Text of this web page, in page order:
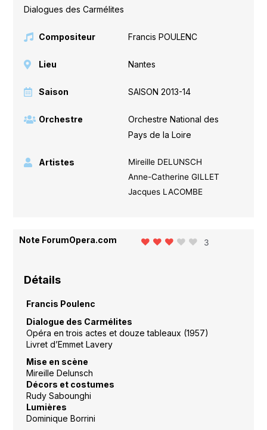
Dialogues des Carmélites
Compositeur Francis POULENC
Lieu Nantes
Saison SAISON 2013-14
Orchestre
Orchestre National des
Pays de la Loire
Artistes
Mireille DELUNSCH
Anne-Catherine GILLET
Jacques LACOMBE
Note ForumOpera.com 3
Détails
Francis Poulenc
Dialogue des Carmélites
Opéra en trois actes et douze tableaux (1957)
Livret d’Emmet Lavery
Mise en scène
Mireille Delunsch
Décors et costumes
Rudy Sabounghi
Lumières
Dominique Borrini